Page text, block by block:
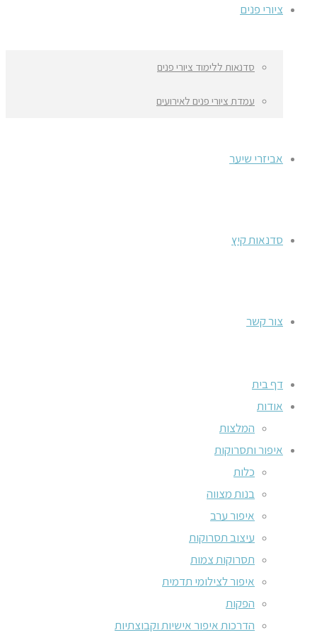
ציורי פנים
סדנאות ללימוד ציורי פנים
עמדת ציורי פנים לאירועים
אביזרי שיער
סדנאות קיץ
צור קשר
דף בית
אודות
המלצות
איפור ותסרוקות
כלות
בנות מצווה
איפור ערב
עיצוב תסרוקות
תסרוקות צמות
איפור לצילומי תדמית
הפקות
הדרכות איפור אישיות וקבוצתיות